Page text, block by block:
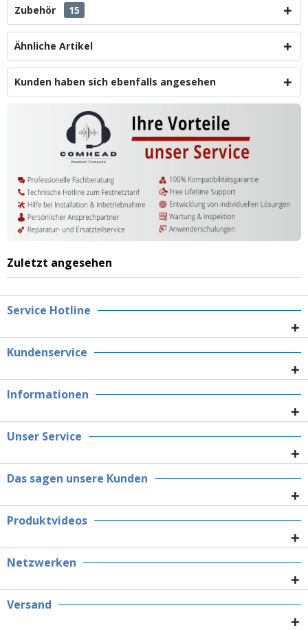
Zubehör 15
Ähnliche Artikel
Kunden haben sich ebenfalls angesehen
Zuletzt angesehen
Service Hotline
Kundenservice
Informationen
Unser Service
Das sagen unsere Kunden
Produktvideos
Netzwerken
Versand